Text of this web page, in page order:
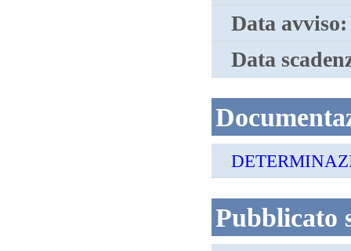
Data avviso:
Data
Pubblicato